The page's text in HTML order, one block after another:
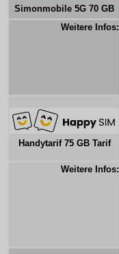
Simonmobile 5G 70 GB
Weitere Infos:
Handytarif 75 GB Tarif
Weitere Infos: